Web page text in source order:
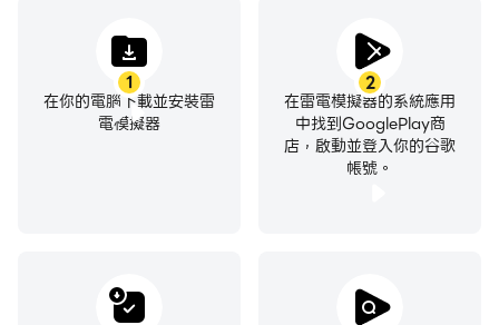
1
在你的電腦下載並安裝雷
電模擬器
2
在雷電模擬器的系統應用
中找到GooglePlay商
店，啟動並登入你的谷歌
帳號。